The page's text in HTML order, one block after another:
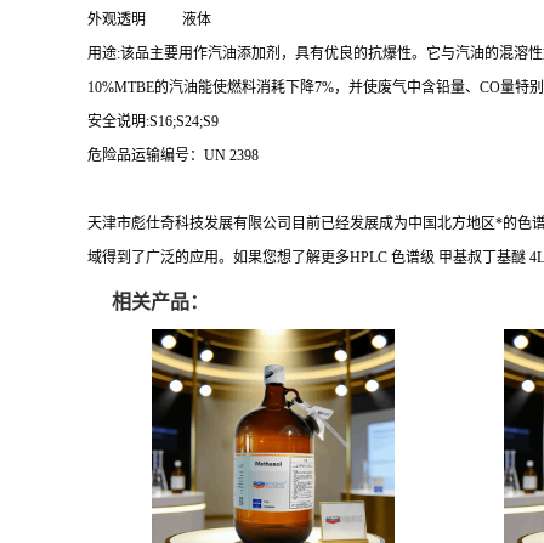
外观透明 液体
用途:该品主要用作汽油添加剂，具有优良的抗爆性。它与汽油的混溶
10%MTBE的汽油能使燃料消耗下降7%，并使废气中含铅量、CO量特
安全说明:S16;S24;S9
危险品运输编号：UN 2398
天津市彪仕奇科技发展有限公司目前已经发展成为中国北方地区*的
域得到了广泛的应用。如果您想了解更多HPLC 色谱级 甲基叔丁基醚
相关产品：